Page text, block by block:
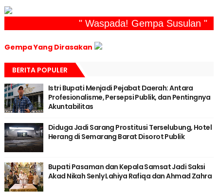
" Waspada! Gempa Susulan "
Gempa Yang Dirasakan
BERITA POPULER
Istri Bupati Menjadi Pejabat Daerah: Antara
Profesionalisme, Persepsi Publik, dan Pentingnya
Akuntabilitas
Diduga Jadi Sarang Prostitusi Terselubung, Hotel
Herang di Semarang Barat Disorot Publik
Bupati Pasaman dan Kepala Samsat Jadi Saksi
Akad Nikah Senly Lahiya Rafiqa dan Ahmad Zahra